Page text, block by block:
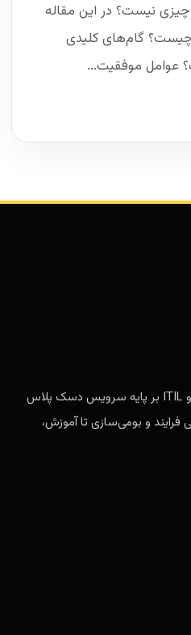
نیست؟ در این مقاله
چیست؟ گام‌های کلیدی
عوامل موفقیت...
مدانت مجری پیاده‌سازی ITSM و ITIL بر پایه سرویس دسک پلاس
و بومی‌سازی تا آموزش،